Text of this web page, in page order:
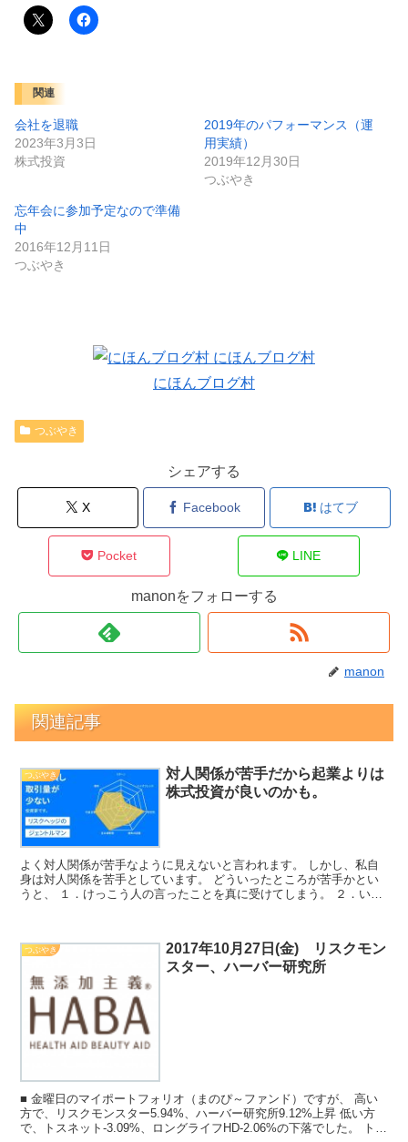
関連
会社を退職
2023年3月3日
株式投資
2019年のパフォーマンス（運
用実績）
2019年12月30日
つぶやき
忘年会に参加予定なので準備
中
2016年12月11日
つぶやき
にほんブログ村
つぶやき
シェアする
X Facebook はてブ
Pocket LINE
manonをフォローする
manon
関連記事
つぶやき
対人関係が苦手だから起業よりは
株式投資が良いのかも。
よく対人関係が苦手なように見えないと言われます。 しかし、私自
身は対人関係を苦手としています。 どういったところが苦手かとい
うと、 １．けっこう人の言ったことを真に受けてしまう。 ２．いつ
つぶやき
2017年10月27日(金) リスクモン
スター、ハーバー研究所
■ 金曜日のマイポートフォリオ（まのぴ～ファンド）ですが、 高い
方で、リスクモンスター5.94%、ハーバー研究所9.12%上昇 低い方
で、トスネット-3.09%、ロングライフHD-2.06%の下落でした。 トス